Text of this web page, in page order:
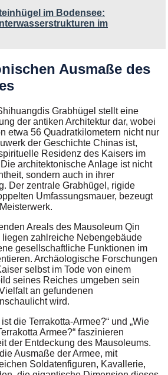
im Bodensee:
im
Ausmaße des
Grabhügel stellt eine
der antiken Architektur dar, wobei
etwa 56 Quadratkilometern nicht nur
der Geschichte Chinas ist,
Residenz des Kaisers im
architektonische Anlage ist nicht
sondern auch in ihrer
Der zentrale Grabhügel, rigide
Umfassungsmauer, bezeugt
Areals des Mausoleum Qin
zahlreiche Nebengebäude
gesellschaftliche Funktionen im
Archäologische Forschungen
selbst im Tode von einem
seines Reiches umgeben sein
an gefundenen
wird.
die Terrakotta-Armee?“ und „Wie
Armee?“ faszinieren
der Entdeckung des Mausoleums.
Ausmaße der Armee, mit
Soldatenfiguren, Kavallerie,